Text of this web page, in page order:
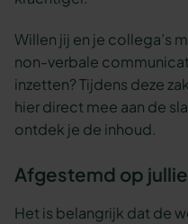
Willen jij en je collega’s
non-verbale
inzetten? Tijdens deze
hier direct mee aan de
ontdek je de inhoud.
Afgestemd op
Het is belangrijk dat de